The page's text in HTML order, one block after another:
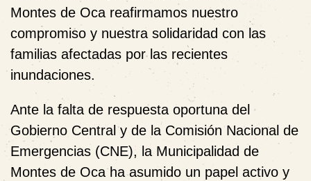
Montes de Oca reafirmamos nuestro
compromiso y nuestra solidaridad con las
familias afectadas por las recientes
inundaciones.
Ante la falta de respuesta oportuna del
Gobierno Central y de la Comisión Nacional de
Emergencias (CNE), la Municipalidad de
Montes de Oca ha asumido un papel activo y